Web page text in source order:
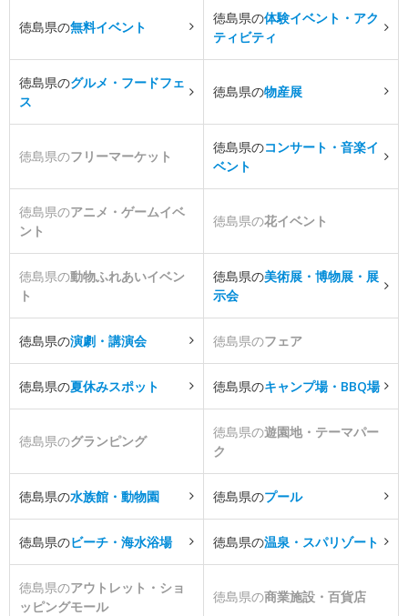
徳島県の無料イベント
徳島県の体験イベント・アク
ティビティ
徳島県のグルメ・フードフェ
ス
徳島県の物産展
徳島県のフリーマーケット
徳島県のコンサート・音楽イ
ベント
徳島県のアニメ・ゲームイベ
ント
徳島県の花イベント
徳島県の動物ふれあいイベン
ト
徳島県の美術展・博物展・展
示会
徳島県の演劇・講演会 徳島県のフェア
徳島県の夏休みスポット 徳島県のキャンプ場・BBQ場
徳島県のグランピング
徳島県の遊園地・テーマパー
ク
徳島県の水族館・動物園 徳島県のプール
徳島県のビーチ・海水浴場 徳島県の温泉・スパリゾート
徳島県のアウトレット・ショ
ッピングモール
徳島県の商業施設・百貨店